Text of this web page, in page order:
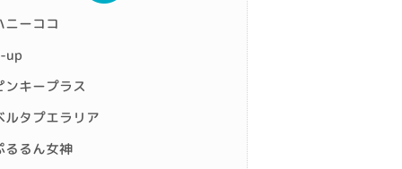
ニーココ
up
ンキープラス
ルタプエラリア
るるん女神